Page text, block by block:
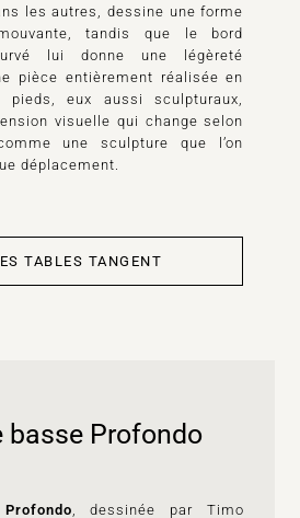
les autres, dessine une forme
tandis que le bord
lui donne une légèreté
pièce entièrement réalisée en
eux aussi sculpturaux,
visuelle qui change selon
une sculpture que l’on
déplacement.
TABLES TANGENT
basse Profondo
, dessinée par Timo